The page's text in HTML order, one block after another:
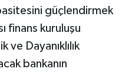
güçlendirmek
finans kuruluşu
Dayanıklılık
bankanın